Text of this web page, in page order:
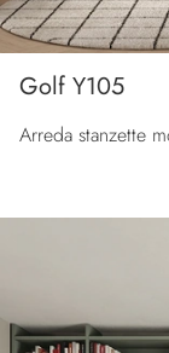
Golf Y105